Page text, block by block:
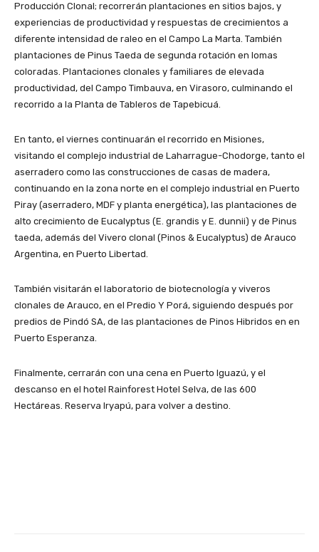
Producción Clonal; recorrerán plantaciones en sitios bajos, y
experiencias de productividad y respuestas de crecimientos a
diferente intensidad de raleo en el Campo La Marta. También
plantaciones de Pinus Taeda de segunda rotación en lomas
coloradas. Plantaciones clonales y familiares de elevada
productividad, del Campo Timbauva, en Virasoro, culminando el
recorrido a la Planta de Tableros de Tapebicuá.
En tanto, el viernes continuarán el recorrido en Misiones,
visitando el complejo industrial de Laharrague-Chodorge, tanto el
aserradero como las construcciones de casas de madera,
continuando en la zona norte en el complejo industrial en Puerto
Piray (aserradero, MDF y planta energética), las plantaciones de
alto crecimiento de Eucalyptus (E. grandis y E. dunnii) y de Pinus
taeda, además del Vivero clonal (Pinos & Eucalyptus) de Arauco
Argentina, en Puerto Libertad.
También visitarán el laboratorio de biotecnología y viveros
clonales de Arauco, en el Predio Y Porá, siguiendo después por
predios de Pindó SA, de las plantaciones de Pinos Hibridos en en
Puerto Esperanza.
Finalmente, cerrarán con una cena en Puerto Iguazú, y el
descanso en el hotel Rainforest Hotel Selva, de las 600
Hectáreas. Reserva Iryapú, para volver a destino.